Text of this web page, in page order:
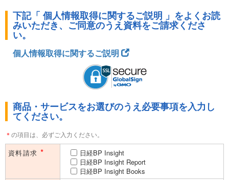
予めご了承ください。
・ご登録いただいた住所やE-mailアドレスなどは、日経BPマーケティン
グからの事務連絡にも使わせていただきます。また、これ以外に日経
BPグループ会社から、各種ご案内（刊行物、展示会、セミナー等）
やアンケート、広告主等の製品やサービスのご案内を送付させていた
本フォームのご利用は、法人（内におけるご担当者の方）に限ら
せていただきます。同業者の方や学生の方、及び個人的な関心に
よる目的でのご利用はご遠慮いただいております。予めご了承く
ださい。
下記「 個人情報取得に関するご説明 」をよくお読
みいただき、ご同意のうえ資料をご請求くださ
い。
個人情報取得に関するご説明
商品・サービスをお選びのうえ必要事項を入力し
てください。
＊の項目は、必ずご入力ください。
資料請求 *
日経BP Insight
日経BP Insight Report
日経BP Insight Books